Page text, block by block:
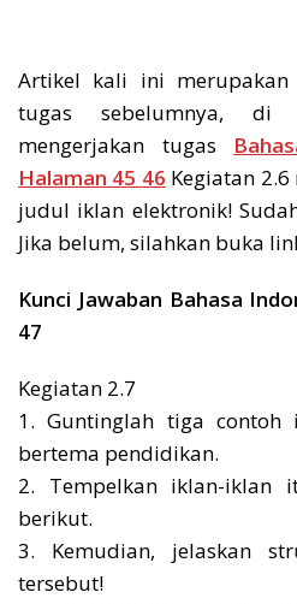
Artikel kali ini merupakan
tugas sebelumnya,
mengerjakan tugas
Halaman 45 46 Kegiatan
judul iklan elektronik!
Jika belum, silahkan buka
Kunci Jawaban Bahasa
47
Kegiatan 2.7
1. Guntinglah tiga contoh
bertema pendidikan.
2. Tempelkan iklan-iklan
berikut.
3. Kemudian, jelaskan
tersebut!